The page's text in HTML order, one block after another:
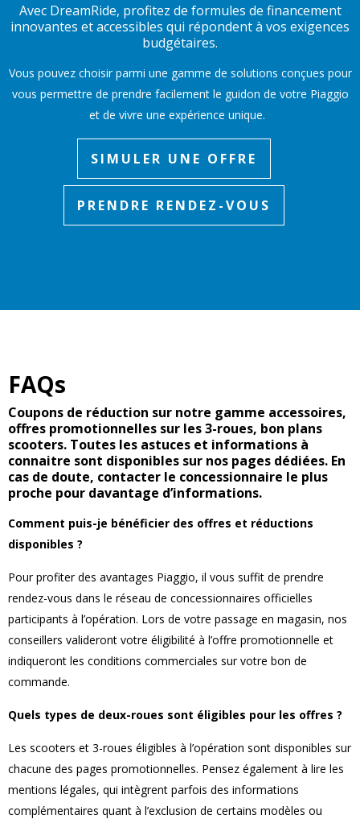
Avec DreamRide, profitez de formules de financement
innovantes et accessibles qui répondent à vos exigences
budgétaires.
Vous pouvez choisir parmi une gamme de solutions conçues pour
vous permettre de prendre facilement le guidon de votre Piaggio
et de vivre une expérience unique.
SIMULER UNE OFFRE
PRENDRE RENDEZ-VOUS
FAQs
Coupons de réduction sur notre gamme accessoires,
offres promotionnelles sur les 3-roues, bon plans
scooters. Toutes les astuces et informations à
connaitre sont disponibles sur nos pages dédiées. En
cas de doute, contacter le concessionnaire le plus
proche pour davantage d’informations.
Comment puis-je bénéficier des offres et réductions
disponibles ?
Pour profiter des avantages Piaggio, il vous suffit de prendre
rendez-vous dans le réseau de concessionnaires officielles
participants à l’opération. Lors de votre passage en magasin, nos
conseillers valideront votre éligibilité à l’offre promotionnelle et
indiqueront les conditions commerciales sur votre bon de
commande.
Quels types de deux-roues sont éligibles pour les offres ?
Les scooters et 3-roues éligibles à l’opération sont disponibles sur
chacune des pages promotionnelles. Pensez également à lire les
mentions légales, qui intègrent parfois des informations
complémentaires quant à l’exclusion de certains modèles ou